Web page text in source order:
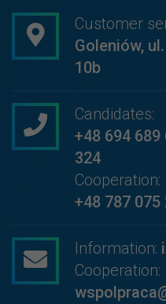
Customer
Goleniów,
10b
Candidates:
+48 694 689
324
Cooperation:
+48 787 075
Information:
Cooperation: